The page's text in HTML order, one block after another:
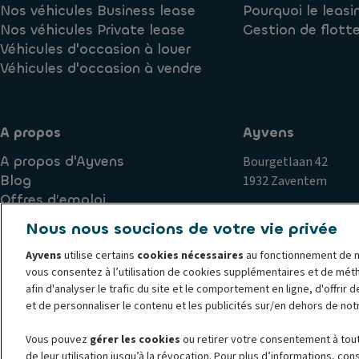
Nos véhicules Business lease
Nos véhicules Private lease
Véhicules d'occasion à louer
Véhicules d'occasion à vendre
Pourquoi le
Gestion de flotte
A propos
A propos d'Ayvens
Blog
Offres d’emploi
Ayvens
Bourgetlaan 42
1932 Zaventem
Politique de cookies Politique de confidentialité
Plaintes
Corporate Société Générale Documents
© 2026 Ayvens est l'un des principaux acteurs mondiaux de la mobilité
solutions de leasing complet, d'abonnement flexibles, de gestion de
14 500 employés dans 42 pays, 3,4 millions de véhicules et la plus
Nous nous soucions de votre vie privée
Ayvens utilise certains cookies nécessaires au fonctionnement de
vous consentez à l’utilisation de cookies supplémentaires et de
afin d'analyser le trafic du site et le comportement en ligne, d'offrir
et de personnaliser le contenu et les publicités sur/en dehors de
Vous pouvez gérer les cookies ou retirer votre consentement à